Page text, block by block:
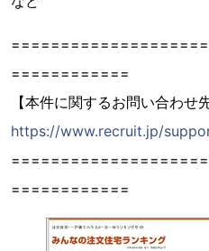
============
【本件に関するお問い合わせ先
https://www.recruit.jp/
============